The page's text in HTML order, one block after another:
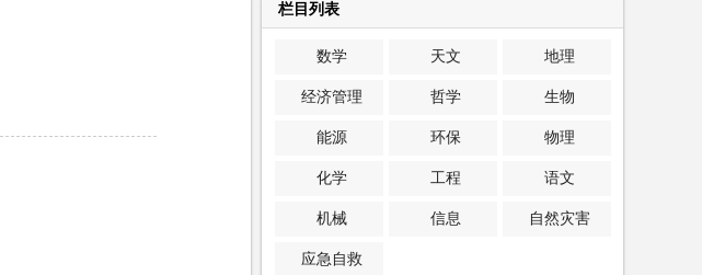
栏目列表
数学 天文 地理
经济管理 哲学 生物
能源 环保 物理
化学 工程 语文
机械 信息 自然灾害
应急自救